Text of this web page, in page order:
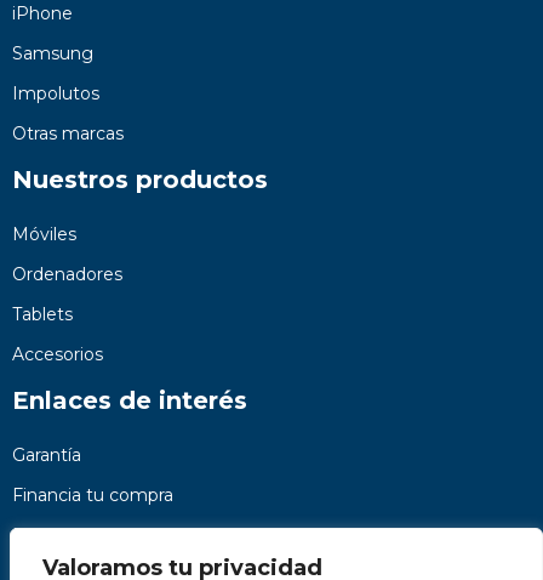
Valoramos tu privacidad
iPhone
Samsung
Impolutos
Otras marcas
Nuestros productos
Móviles
Ordenadores
Tablets
Accesorios
Enlaces de interés
Garantía
Financia tu compra
Preguntas frecuentes
Nosotros